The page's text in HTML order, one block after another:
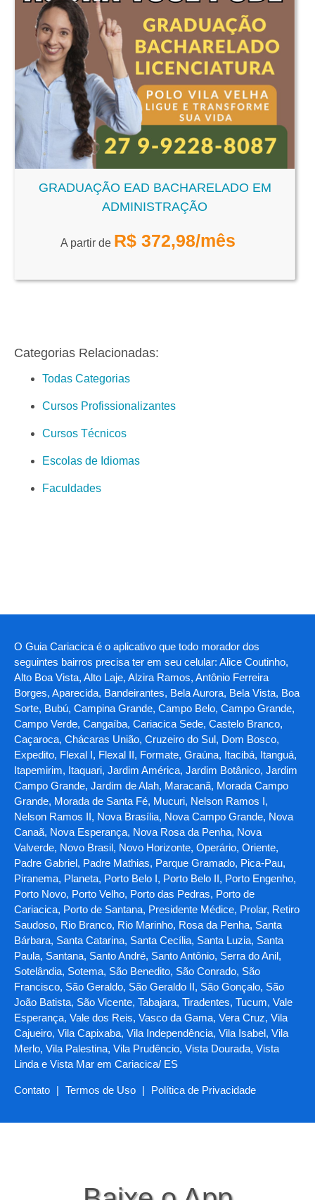
GRADUAÇÃO EAD BACHARELADO EM
ADMINISTRAÇÃO
A partir de R$ 372,98/mês
Categorias Relacionadas:
Todas Categorias
Cursos Profissionalizantes
Cursos Técnicos
Escolas de Idiomas
Faculdades
O Guia Cariacica é o aplicativo que todo morador dos
seguintes bairros precisa ter em seu celular: Alice Coutinho,
Alto Boa Vista, Alto Laje, Alzira Ramos, Antônio Ferreira
Borges, Aparecida, Bandeirantes, Bela Aurora, Bela Vista, Boa
Sorte, Bubú, Campina Grande, Campo Belo, Campo Grande,
Campo Verde, Cangaíba, Cariacica Sede, Castelo Branco,
Caçaroca, Chácaras União, Cruzeiro do Sul, Dom Bosco,
Expedito, Flexal I, Flexal II, Formate, Graúna, Itacibá, Itanguá,
Itapemirim, Itaquari, Jardim América, Jardim Botânico, Jardim
Campo Grande, Jardim de Alah, Maracanã, Morada Campo
Grande, Morada de Santa Fé, Mucuri, Nelson Ramos I,
Nelson Ramos II, Nova Brasília, Nova Campo Grande, Nova
Canaã, Nova Esperança, Nova Rosa da Penha, Nova
Valverde, Novo Brasil, Novo Horizonte, Operário, Oriente,
Padre Gabriel, Padre Mathias, Parque Gramado, Pica-Pau,
Piranema, Planeta, Porto Belo I, Porto Belo II, Porto Engenho,
Porto Novo, Porto Velho, Porto das Pedras, Porto de
Cariacica, Porto de Santana, Presidente Médice, Prolar, Retiro
Saudoso, Rio Branco, Rio Marinho, Rosa da Penha, Santa
Bárbara, Santa Catarina, Santa Cecília, Santa Luzia, Santa
Paula, Santana, Santo André, Santo Antônio, Serra do Anil,
Sotelândia, Sotema, São Benedito, São Conrado, São
Francisco, São Geraldo, São Geraldo II, São Gonçalo, São
João Batista, São Vicente, Tabajara, Tiradentes, Tucum, Vale
Esperança, Vale dos Reis, Vasco da Gama, Vera Cruz, Vila
Cajueiro, Vila Capixaba, Vila Independência, Vila Isabel, Vila
Merlo, Vila Palestina, Vila Prudêncio, Vista Dourada, Vista
Linda e Vista Mar em Cariacica/ ES
Contato | Termos de Uso | Política de Privacidade